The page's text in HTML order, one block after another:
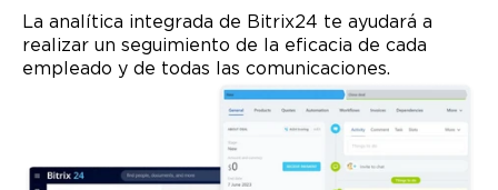
La analítica integrada de Bitrix24 te ayudará a
realizar un seguimiento de la eficacia de cada
empleado y de todas las comunicaciones.